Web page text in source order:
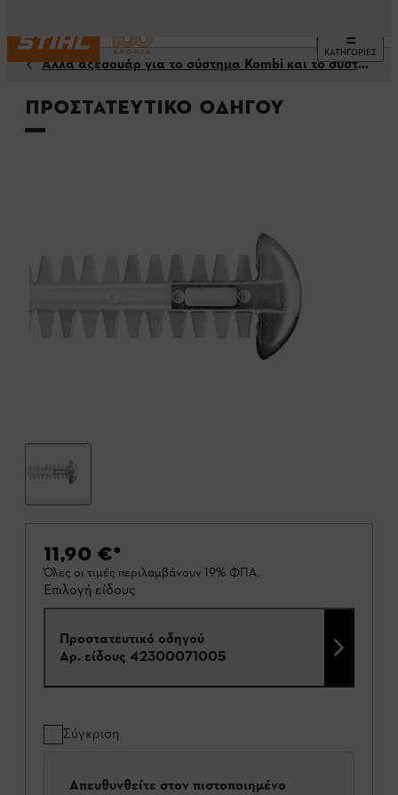
ΚΑΤΗΓΟΡΙΕΣ
Άλλα αξεσουάρ για το σύστημα Kombi και το σύστημα Multi
Προστατευτικό οδηγού
11,90 €*
Όλες οι τιμές περιλαμβάνουν 19% ΦΠΑ.
Επιλογή είδους
Προστατευτικό οδηγού
Αρ. είδους 42300071005
Σύγκριση
Απευθυνθείτε στον πιστοποιημένο